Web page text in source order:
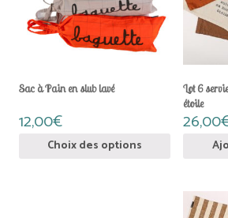
Sac à Pain en slub lavé
12,00€
Choix des options
options
peuvent
la
du
produit
Lot 6
étoile
26,00